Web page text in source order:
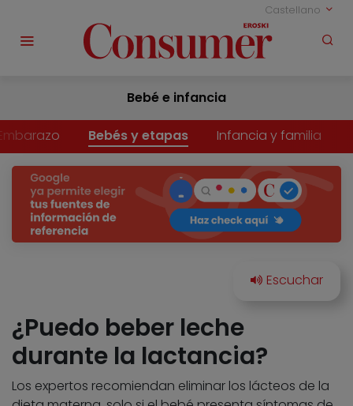
Castellano
Bebé e infancia
Bebés y etapas Infancia y familia
¿Puedo beber leche
durante la lactancia?
Los expertos recomiendan eliminar los lácteos de la